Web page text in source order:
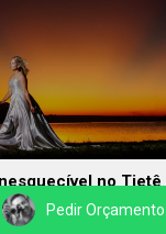
no
Pedir Orçamento